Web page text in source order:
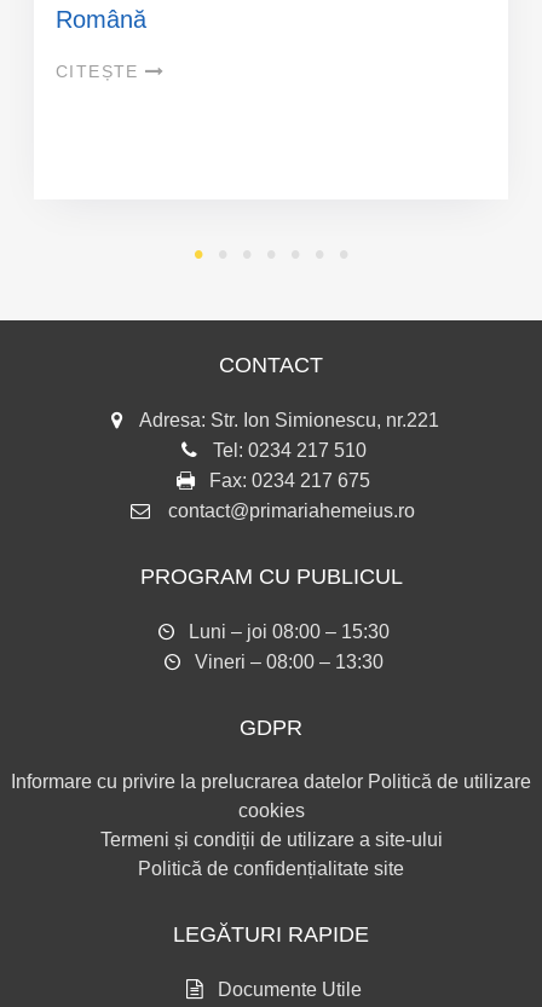
Română
CITEȘTE
CONTACT
Adresa: Str. Ion Simionescu, nr.221
Tel: 0234 217 510
Fax: 0234 217 675
contact@primariahemeius.ro
PROGRAM CU PUBLICUL
Luni – joi 08:00 – 15:30
Vineri – 08:00 – 13:30
GDPR
Informare cu privire la prelucrarea datelor Politică de utilizare
cookies
Termeni și condiții de utilizare a site-ului
Politică de confidențialitate site
LEGĂTURI RAPIDE
Documente Utile